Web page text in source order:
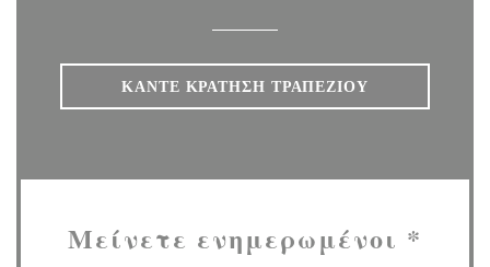
ΚΆΝΤΕ ΚΡΆΤΗΣΗ ΤΡΑΠΕΖΙΟΎ
Μείνετε ενημερωμένοι *